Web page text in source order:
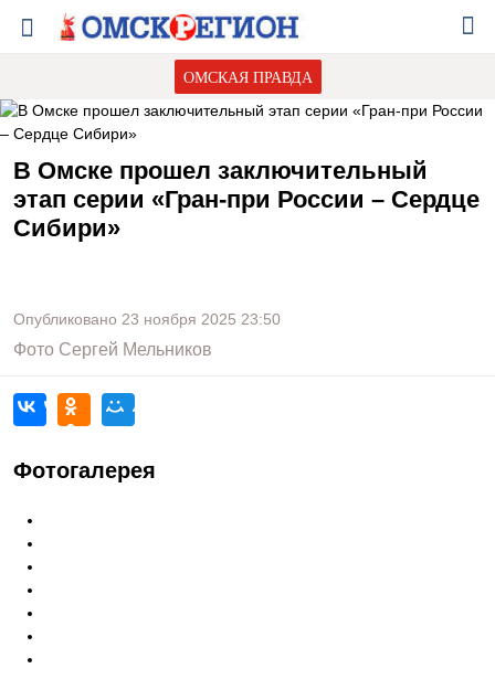
ОМСКАЯ ПРАВДА
В Омске прошел заключительный
этап серии «Гран-при России – Сердце
Сибири»
Опубликовано 23 ноября 2025 23:50
Фото Сергей Мельников
Фотогалерея